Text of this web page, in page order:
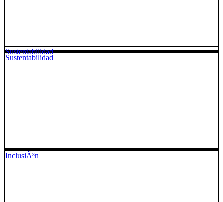
Sustentabilidad
InclusiÃ³n
Sustentabilidad